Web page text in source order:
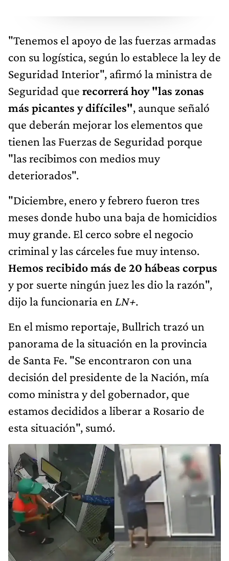
"Tenemos el apoyo de las fuerzas armadas
con su logística, según lo establece la ley de
Seguridad Interior", afirmó la ministra de
Seguridad que recorrerá hoy "las zonas
más picantes y difíciles", aunque señaló
que deberán mejorar los elementos que
tienen las Fuerzas de Seguridad porque
"las recibimos con medios muy
deteriorados".
"Diciembre, enero y febrero fueron tres
meses donde hubo una baja de homicidios
muy grande. El cerco sobre el negocio
criminal y las cárceles fue muy intenso.
Hemos recibido más de 20 hábeas corpus
y por suerte ningún juez les dio la razón",
dijo la funcionaria en LN+.
En el mismo reportaje, Bullrich trazó un
panorama de la situación en la provincia
de Santa Fe. "Se encontraron con una
decisión del presidente de la Nación, mía
como ministra y del gobernador, que
estamos decididos a liberar a Rosario de
esta situación", sumó.